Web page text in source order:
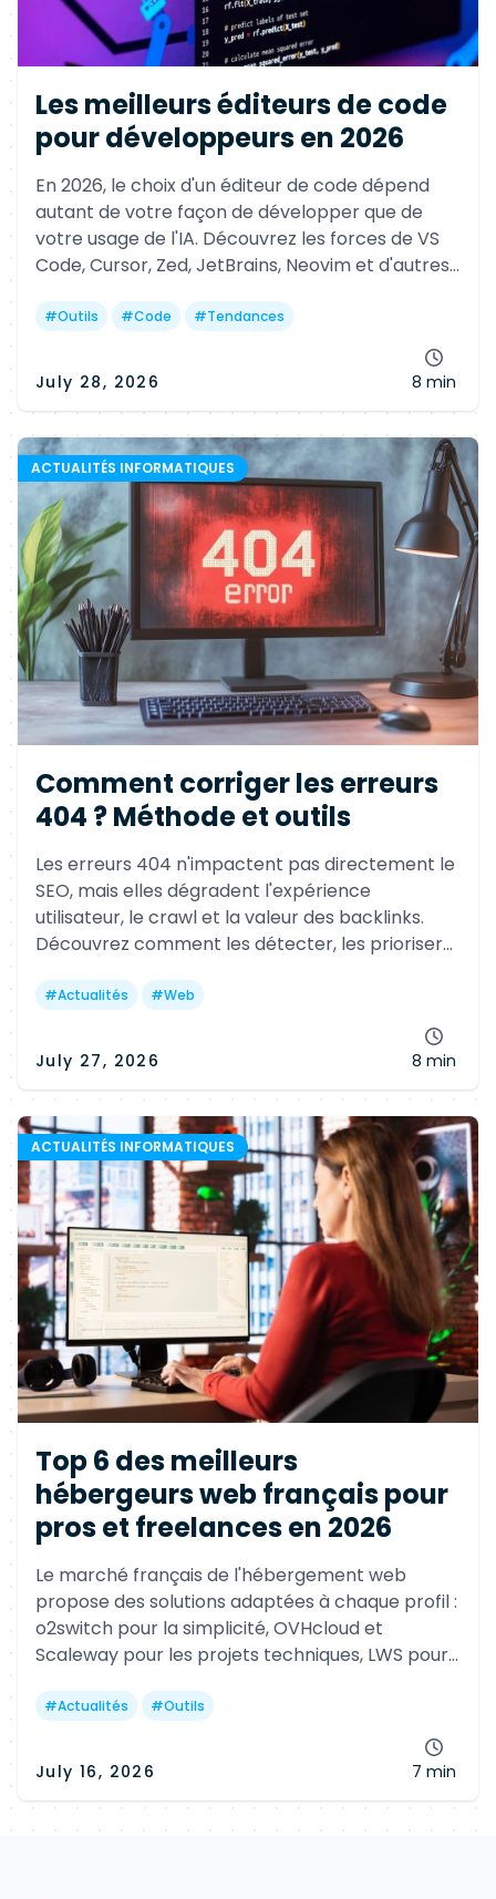
Les meilleurs éditeurs de code
pour développeurs en 2026
En 2026, le choix d'un éditeur de code dépend
autant de votre façon de développer que de
votre usage de l'IA. Découvrez les forces de VS
Code, Cursor, Zed, JetBrains, Neovim et d'autres
votre profil.
#Outils #Code #Tendances
July 28, 2026 8 min
ACTUALITÉS INFORMATIQUES
Comment corriger les erreurs
404 ? Méthode et outils
Les erreurs 404 n'impactent pas directement le
SEO, mais elles dégradent l'expérience
utilisateur, le crawl et la valeur des backlinks.
Découvrez comment les détecter, les prioriser
et les bonnes pratiques.
#Actualités #Web
July 27, 2026 8 min
ACTUALITÉS INFORMATIQUES
Top 6 des meilleurs
hébergeurs web français pour
pros et freelances en 2026
Le marché français de l'hébergement web
propose des solutions adaptées à chaque profil :
o2switch pour la simplicité, OVHcloud et
Scaleway pour les projets techniques, LWS pour
alwaysdata pour les développeurs.
#Actualités #Outils
July 16, 2026 7 min